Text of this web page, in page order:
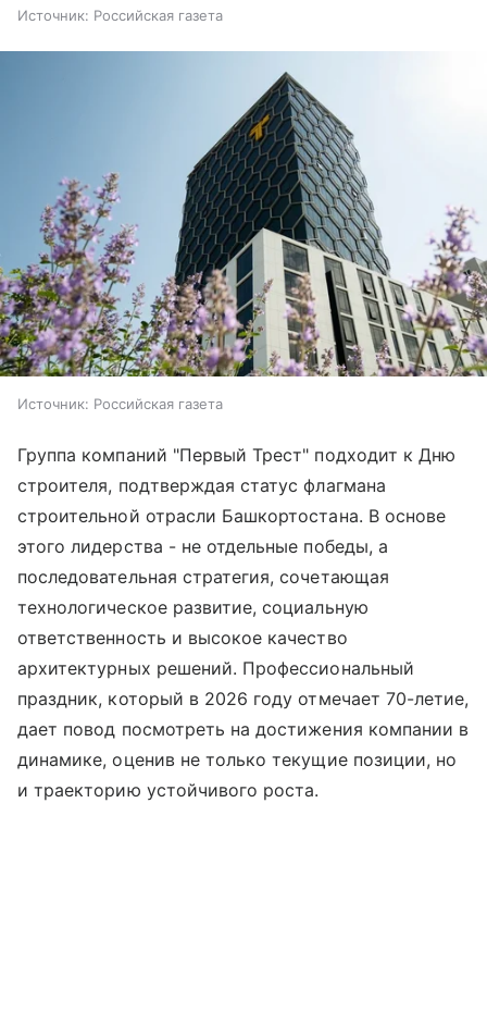
Источник: Российская газета
Источник: Российская газета
Группа компаний "Первый Трест" подходит к Дню
строителя, подтверждая статус флагмана
строительной отрасли Башкортостана. В основе
этого лидерства - не отдельные победы, а
последовательная стратегия, сочетающая
технологическое развитие, социальную
ответственность и высокое качество
архитектурных решений. Профессиональный
праздник, который в 2026 году отмечает 70-летие,
дает повод посмотреть на достижения компании в
динамике, оценив не только текущие позиции, но
и траекторию устойчивого роста.